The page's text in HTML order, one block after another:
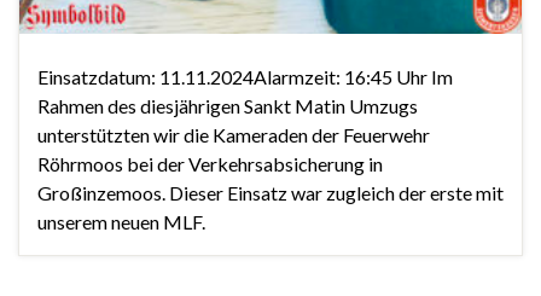
Einsatzdatum: 11.11.2024Alarmzeit: 16:45 Uhr Im
Rahmen des diesjährigen Sankt Matin Umzugs
unterstützten wir die Kameraden der Feuerwehr
Röhrmoos bei der Verkehrsabsicherung in
Großinzemoos. Dieser Einsatz war zugleich der erste mit
unserem neuen MLF.